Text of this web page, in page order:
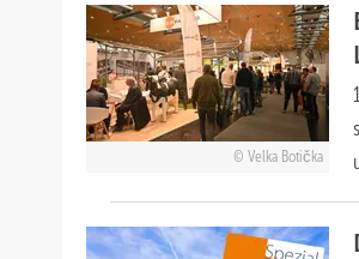
Velka Botička